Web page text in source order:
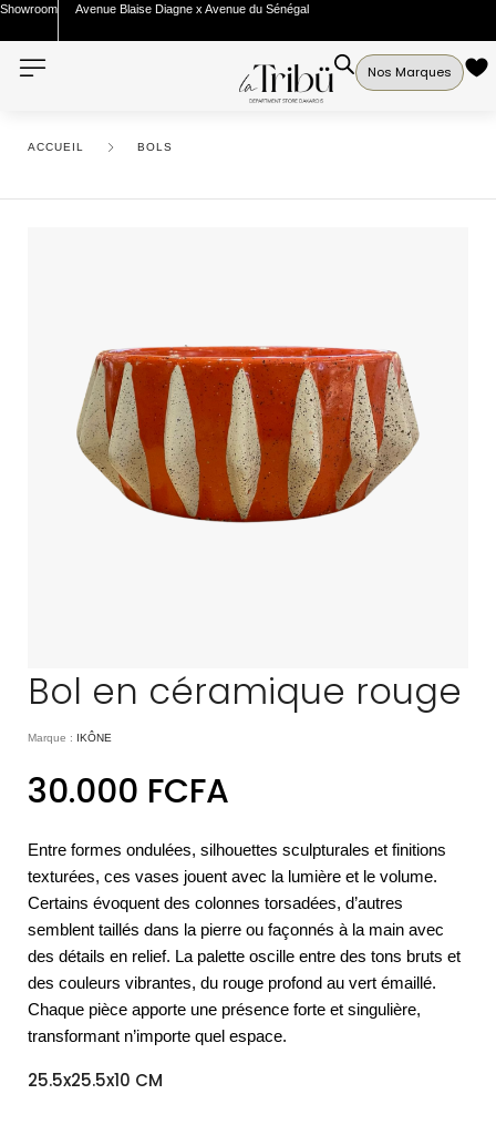
Showroom Avenue Blaise Diagne x Avenue du Sénégal
Nos Marques
ACCUEIL BOLS
Bol en céramique rouge
Marque : IKÔNE
30.000 FCFA
Entre formes ondulées, silhouettes sculpturales et finitions
texturées, ces vases jouent avec la lumière et le volume.
Certains évoquent des colonnes torsadées, d’autres
semblent taillés dans la pierre ou façonnés à la main avec
des détails en relief. La palette oscille entre des tons bruts et
des couleurs vibrantes, du rouge profond au vert émaillé.
Chaque pièce apporte une présence forte et singulière,
transformant n’importe quel espace.
25.5x25.5x10 CM